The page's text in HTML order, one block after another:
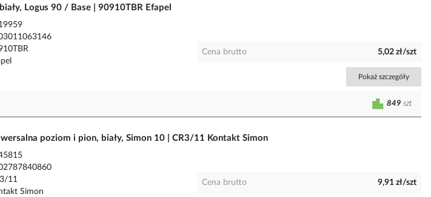
Logus 90 / Base | 90910TBR Efapel
Cena brutto 5,02 zł/szt
Pokaż szczegóły
849 szt
poziom i pion, biały, Simon 10 | CR3/11 Kontakt Simon
11
Simon
Cena brutto 9,91 zł/szt